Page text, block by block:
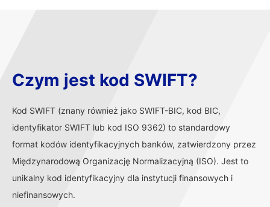
Czym jest kod SWIFT?
Kod SWIFT (znany również jako SWIFT-BIC, kod BIC,
identyfikator SWIFT lub kod ISO 9362) to standardowy
format kodów identyfikacyjnych banków, zatwierdzony przez
Międzynarodową Organizację Normalizacyjną (ISO). Jest to
unikalny kod identyfikacyjny dla instytucji finansowych i
niefinansowych.